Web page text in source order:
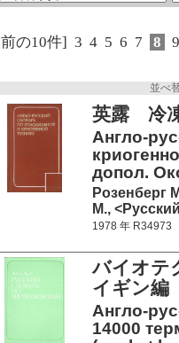
の10件] 3 4 5 6 7 8 9
並べ
英露 冷
Англо-
допол.
Розенберг
М.,
1978 年 R34973
バイオ
イギン編
Англо-
14000